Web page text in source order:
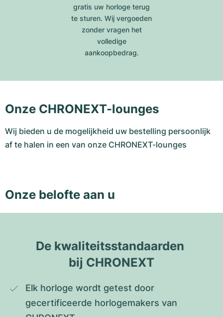
gratis uw horloge terug
te sturen. Wij vergoeden
zonder vragen het
volledige
aankoopbedrag.
Onze CHRONEXT-lounges
Wij bieden u de mogelijkheid uw bestelling persoonlijk
af te halen in een van onze CHRONEXT-lounges
Onze belofte aan u
De kwaliteitsstandaarden
bij CHRONEXT
Elk horloge wordt getest door
gecertificeerde horlogemakers van